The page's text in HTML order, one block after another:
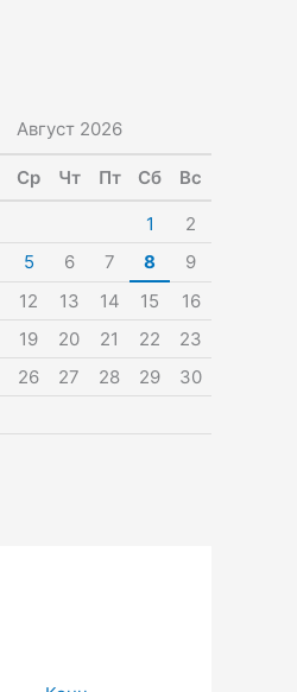
Август 2026
Ср Чт Пт Сб Вс
1
2
5 6 7 8
9
12 13 14 15
16
19 20 21 22
23
26 27 28 29
30